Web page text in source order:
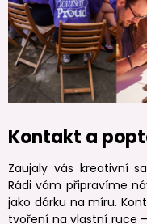
Kontakt a
Zaujaly vás kreativní
Rádi vám připravíme
jako dárku na míru.
tvoření na vlastní ruce